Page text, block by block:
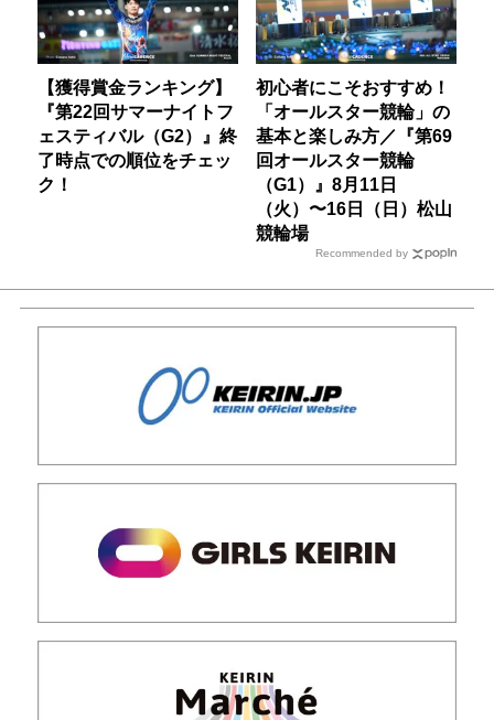
【獲得賞金ランキング】
『第22回サマーナイトフ
ェスティバル（G2）』終
了時点での順位をチェッ
ク！
初心者にこそおすすめ！
「オールスター競輪」の
基本と楽しみ方／『第69
回オールスター競輪
（G1）』8月11日
（火）〜16日（日）松山
競輪場
Recommended by